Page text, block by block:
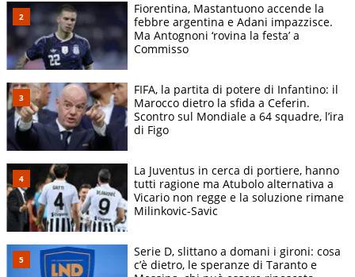
Fiorentina, Mastantuono accende la
febbre argentina e Adani impazzisce.
Ma Antognoni ‘rovina la festa’ a
Commisso
FIFA, la partita di potere di Infantino: il
Marocco dietro la sfida a Ceferin.
Scontro sul Mondiale a 64 squadre, l’ira
di Figo
La Juventus in cerca di portiere, hanno
tutti ragione ma Atubolo alternativa a
Vicario non regge e la soluzione rimane
Milinkovic-Savic
Serie D, slittano a domani i gironi: cosa
c’è dietro, le speranze di Taranto e